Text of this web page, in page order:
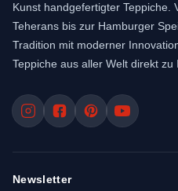
Kunst handgefertigter Teppiche.
Teherans bis zur Hamburger
Tradition mit moderner
Teppiche aus aller Welt direkt zu
Newsletter